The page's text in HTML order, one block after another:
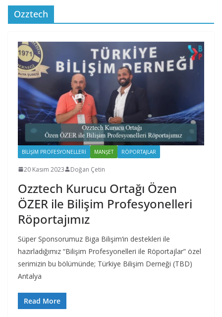
Ozztech
BILIŞIM PROFESYONELLERI MANŞET RÖPORTAJLAR
20 Kasım 2023 Doğan Çetin
Ozztech Kurucu Ortağı Özen
ÖZER ile Bilişim Profesyonelleri
Röportajımız
Süper Sponsorumuz Biga Bilişim‘in destekleri ile
hazırladığımız “Bilişim Profesyonelleri ile Röportajlar” özel
serimizin bu bölümünde; Türkiye Bilişim Derneği (TBD)
Antalya
Read More